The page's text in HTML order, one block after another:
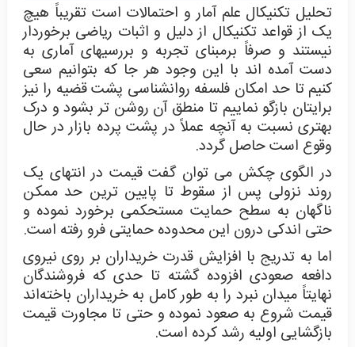
تحلیل تکنیکال علم آمار و احتمالات است تقریباً هیچ
یک از قواعد تکنیکال از دلیل و اثبات ریاضی برخوردار
نیستند و صرفاً برمبنای تجربه و بررسیهای آماری به
دست آمده اند با این وجود هر جا که بتوانیم سعی
کنیم تا حد امکان فلسفه روانشناسی پشت قضیه را نیز
برایتان بازگو نماییم تا منطق آن روشن تر بشود و درک
بهتری نسبت به آنچه عملاً در پشت پرده بازار در حال
وقوع است حاصل گردد.
در الگوی چکش می توان گفت قیمت در انتهای یک
روند نزولی پس از سقوط تا پایین ترین حد ممکن
ناگهان به سطح حمایت مستحکمی برخورد نموده و
حتی اندکی درون این محدوده حمایتی فرو رفته است.
اما به تدریج با افزایش قدرت خریداران بر روی نیروی
دافعه صعودی افزوده گشته تا حدی که فروشندگان
نهایتاً میدان نبرد را به طور کامل به خریداران باخته‌اند
قیمت شروع به صعود نموده و حتی تا مجاورت قیمت
بازگشایی اولیه رشد کرده است.